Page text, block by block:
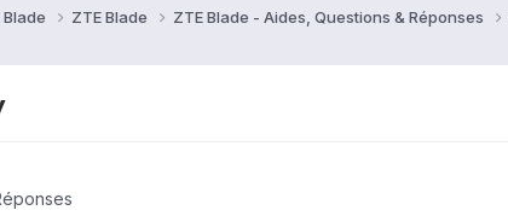
Blade ZTE Blade ZTE Blade - Aides, Questions & Réponses